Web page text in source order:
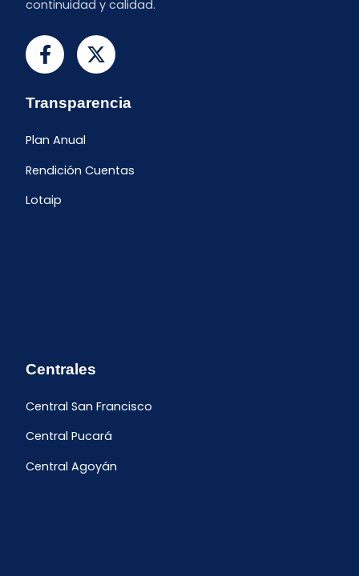
continuidad y calidad.
Transparencia
Plan Anual
Rendición Cuentas
Lotaip
Centrales
Central San Francisco
Central Pucará
Central Agoyán